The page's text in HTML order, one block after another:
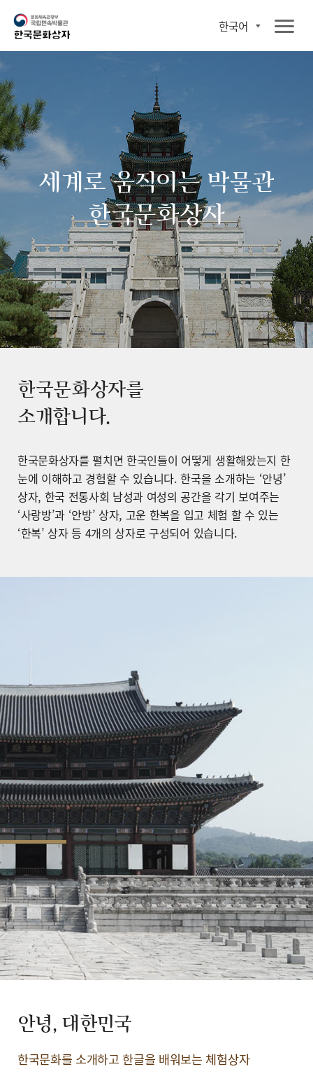
한국어
세계로 움직이는 박물관
한국문화상자
한국문화상자를
소개합니다.
한국문화상자를 펼치면 한국인들이 어떻게 생활해왔는지 한
눈에 이해하고 경험할 수 있습니다. 한국을 소개하는 ‘안녕’
상자, 한국 전통사회 남성과 여성의 공간을 각기 보여주는
‘사랑방’과 ‘안방’ 상자, 고운 한복을 입고 체험 할 수 있는
‘한복’ 상자 등 4개의 상자로 구성되어 있습니다.
안녕, 대한민국
한국문화를 소개하고 한글을 배워보는 체험상자